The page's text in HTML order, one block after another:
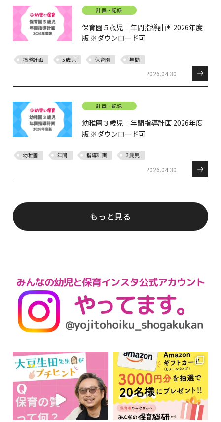
計画・記録
保育園５歳児｜年間指導計画 2026年度
版 ※ダウンロード可
指導計画 5歳児 保育園 年間
2026.04.30
計画・記録
幼稚園３歳児｜年間指導計画 2026年度
版 ※ダウンロード可
幼稚園 年間 指導計画 3歳児
2026.04.30
もっと見る